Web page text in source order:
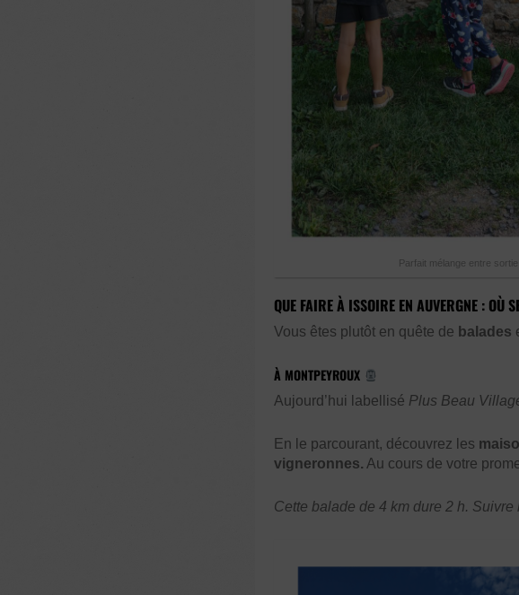
Parfait mélange entre
QUE FAIRE À ISSOIRE EN AUVERGNE : OÙ
Vous êtes plutôt en quête de balades
À MONTPEYROUX
Aujourd’hui labellisé Plus Beau
En le parcourant, découvrez les
vigneronnes. Au cours de votre
Cette balade de 4 km dure 2 h.